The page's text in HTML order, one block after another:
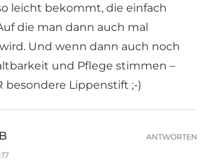
leicht bekommt, die einfach
die man dann auch mal
Und wenn dann auch noch
und Pflege stimmen –
besondere Lippenstift ;-)
ANTWORTEN